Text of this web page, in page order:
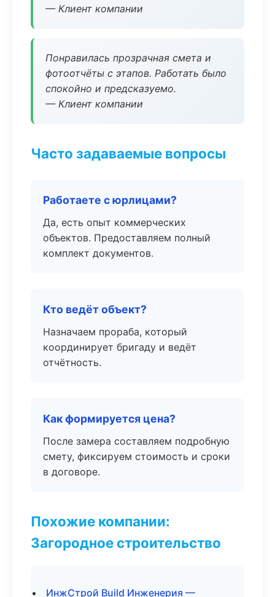
— Клиент компании
Понравилась прозрачная смета и
фотоотчёты с этапов. Работать было
спокойно и предсказуемо.
— Клиент компании
Часто задаваемые вопросы
Работаете с юрлицами?
Да, есть опыт коммерческих
объектов. Предоставляем полный
комплект документов.
Кто ведёт объект?
Назначаем прораба, который
координирует бригаду и ведёт
отчётность.
Как формируется цена?
После замера составляем подробную
смету, фиксируем стоимость и сроки
в договоре.
Похожие компании:
Загородное строительство
ИнжСтрой Build Инженерия —